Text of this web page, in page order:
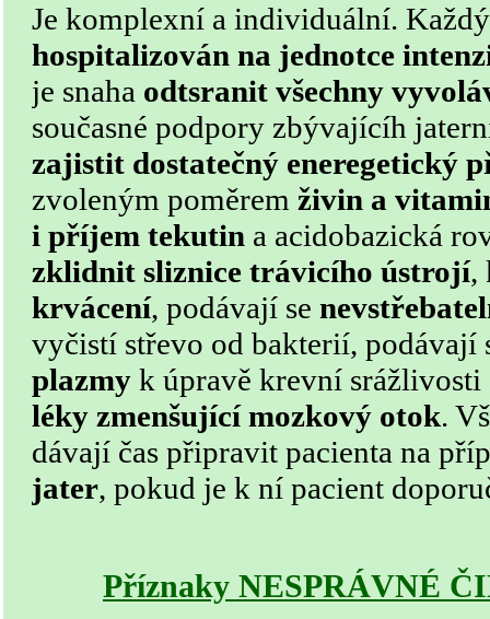
Je komplexní a individuální.
hospitalizován na jednotce
je snaha odtsranit všechny
současné podpory zbývajícíh
zajistit dostatečný eneregetický
zvoleným poměrem živin a
i příjem tekutin a acidobazická
zklidnit sliznice trávicího ústrojí,
krvácení, podávají se
vyčistí střevo od bakterií, podávají
plazmy k úpravě krevní
léky zmenšující mozkový otok.
dávají čas připravit pacienta na
jater, pokud je k ní pacient
Příznaky NESPRÁVNÉ